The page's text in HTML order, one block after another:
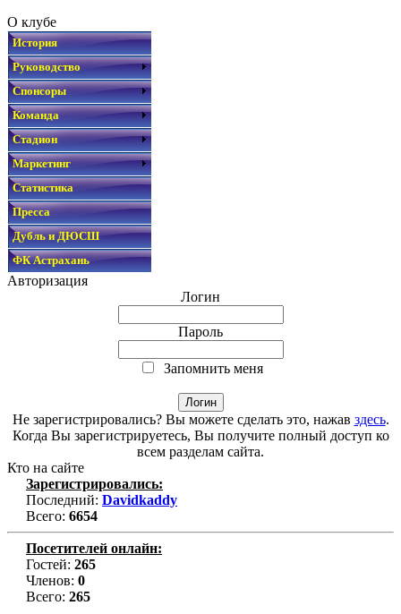
О клубе
История
Руководство
Спонсоры
Команда
Стадион
Маркетинг
Статистика
Пресса
Дубль и ДЮСШ
ФК Астрахань
Авторизация
Логин
Пароль
Запомнить меня
Не зарегистрировались? Вы можете сделать это, нажав здесь.
Когда Вы зарегистрируетесь, Вы получите полный доступ ко
всем разделам сайта.
Кто на сайте
Зарегистрировались:
Последний: Davidkaddy
Всего: 6654
Посетителей онлайн:
Гостей: 265
Членов: 0
Всего: 265